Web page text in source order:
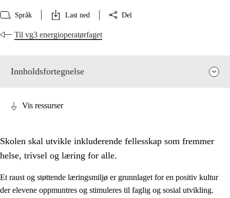
Språk Last ned Del
Til vg3 energioperatørfaget
Innholdsfortegnelse
Vis ressurser
Skolen skal utvikle inkluderende fellesskap som fremmer
helse, trivsel og læring for alle.
Et raust og støttende læringsmiljø er grunnlaget for en positiv kultur
der elevene oppmuntres og stimuleres til faglig og sosial utvikling.